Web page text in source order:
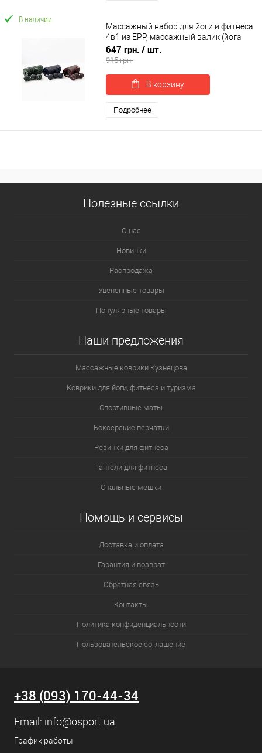
В наличии
Массажный набор для йоги и фитнеса
4в1 из EPP, массажный валик (йога
ролл)+массажный мяч МФР OSPORT
(OF-0282)
647 грн. / шт.
915 грн.
В корзину
Подробнее
Полезные ссылки
О нас
Новинки
Распродажа
Уцененные товары
Популярные товары
Наши предложения
Массажные коврики Кузнецова
Коврики для йоги, фитнеса и туризма
Спортивные маты
Боксерские перчатки
Резинки для фитнеса
Гантели для фитнеса
Спальные мешки
Помощь и сервисы
Доставка и оплата
Гарантия и возврат
Обратная связь
Контакты
Политика конфиденциальности
Пользовательское соглашение
+38 (093) 170-44-34
Email: info@osport.ua
График работы